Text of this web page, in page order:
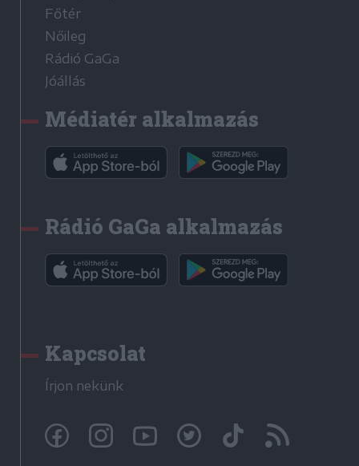
Főtér
Nőileg
Rádió GaGa
Jóállás
Médiatér alkalmazás
Rádió GaGa alkalmazás
Kapcsolat
Írjon nekünk